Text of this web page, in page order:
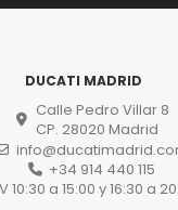
DUCATI MADRID
Calle Pedro Villar 8
CP. 28020 Madrid
+34 914 440 115
10:30 a 15:00 y 16:30 a